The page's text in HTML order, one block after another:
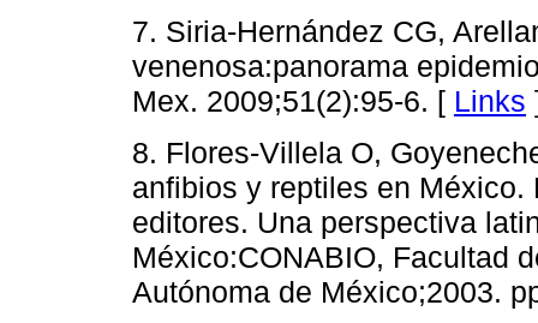
7. Siria-Hernández CG,
venenosa:panorama
Mex. 2009;51(2):95-6. [ Links
8. Flores-Villela O,
anfibios y reptiles en
editores. Una perspectiva
México:CONABIO, Facultad
Autónoma de México;2003.